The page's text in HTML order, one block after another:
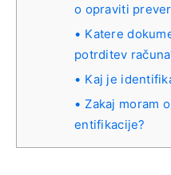
o opraviti
Katere
potrditev
Kaj je
Zakaj moram
entifikacije?